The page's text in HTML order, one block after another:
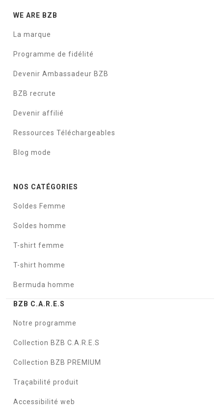
WE ARE BZB
La marque
Programme de fidélité
Devenir Ambassadeur BZB
BZB recrute
Devenir affilié
Ressources Téléchargeables
Blog mode
NOS CATÉGORIES
Soldes Femme
Soldes homme
T-shirt femme
T-shirt homme
Bermuda homme
BZB C.A.R.E.S
Notre programme
Collection BZB C.A.R.E.S
Collection BZB PREMIUM
Traçabilité produit
Accessibilité web